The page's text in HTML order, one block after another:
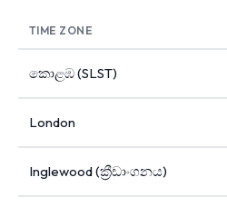
TIME ZONE
කොළඹ (SLST)
London
Inglewood (ක්‍රීඩාංගනය)